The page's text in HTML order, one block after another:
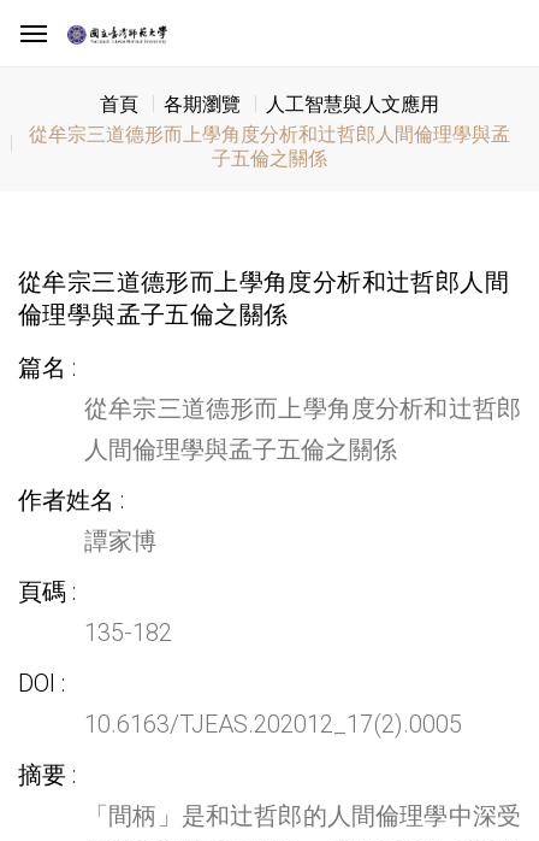
首頁 各期瀏覽
人工智慧與人文應用
從牟宗三道德形而上學角度分析和辻哲郎人間倫理學與孟
子五倫之關係
從牟宗三道德形而上學角度分析和辻哲郎人間
倫理學與孟子五倫之關係
篇名
從牟宗三道德形而上學角度分析和辻哲郎
人間倫理學與孟子五倫之關係
作者姓名
譚家博
頁碼
135-182
DOI
10.6163/TJEAS.202012_17(2).0005
摘要
「間柄」是和辻哲郎的人間倫理學中深受